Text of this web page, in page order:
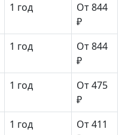
1 год
От 844
₽
1 год
От 844
₽
1 год
От 475
₽
1 год
От 411